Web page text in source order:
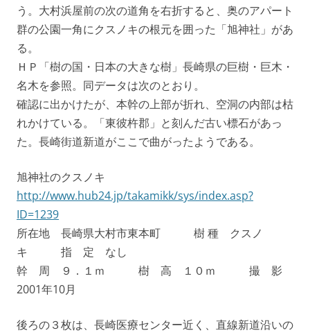
う。大村浜屋前の次の道角を右折すると、奥のアパート
群の公園一角にクスノキの根元を囲った「旭神社」があ
る。
ＨＰ「樹の国・日本の大きな樹」長崎県の巨樹・巨木・
名木を参照。同データは次のとおり。
確認に出かけたが、本幹の上部が折れ、空洞の内部は枯
れかけている。「東彼杵郡」と刻んだ古い標石があっ
た。長崎街道新道がここで曲がったようである。
旭神社のクスノキ
http://www.hub24.jp/takamikk/sys/index.asp?
ID=1239
所在地 長崎県大村市東本町 樹 種 クスノ
キ 指 定 なし
幹 周 ９．１ｍ 樹 高 １０ｍ 撮 影
2001年10月
後ろの３枚は、長崎医療センター近く、直線新道沿いの